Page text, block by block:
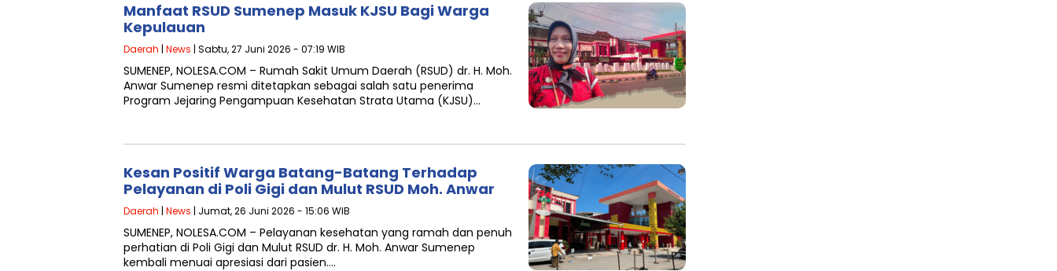
Manfaat RSUD Sumenep Masuk KJSU Bagi Warga
Kepulauan
Daerah | News | Sabtu, 27 Juni 2026 - 07:19 WIB
SUMENEP, NOLESA.COM – Rumah Sakit Umum Daerah (RSUD) dr. H. Moh.
Anwar Sumenep resmi ditetapkan sebagai salah satu penerima
Program Jejaring Pengampuan Kesehatan Strata Utama (KJSU)…
Kesan Positif Warga Batang-Batang Terhadap
Pelayanan di Poli Gigi dan Mulut RSUD Moh. Anwar
Daerah | News | Jumat, 26 Juni 2026 - 15:06 WIB
SUMENEP, NOLESA.COM – Pelayanan kesehatan yang ramah dan penuh
perhatian di Poli Gigi dan Mulut RSUD dr. H. Moh. Anwar Sumenep
kembali menuai apresiasi dari pasien….